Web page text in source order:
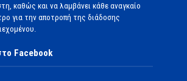
καθώς και να λαμβάνει κάθε αναγκαίο
για την αποτροπή της διάδοσης
Facebook